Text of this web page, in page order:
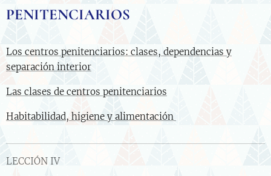
PENITENCIARIOS
Los centros penitenciarios: clases, dependencias y
separación interior
Las clases de centros penitenciarios
Habitabilidad, higiene y alimentación
LECCIÓN IV